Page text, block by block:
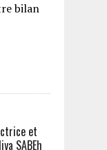
bilan
et
SABEh